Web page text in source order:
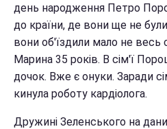
день народження Петро
до країни, де вони ще не
вони об'їздили мало не весь
Марина 35 років. В сім'ї
дочок. Вже є онуки. Заради
кинула роботу кардіолога.
Дружині Зеленського на